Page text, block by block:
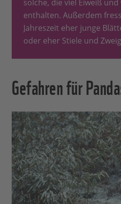
solche, die viel Eiweiß
enthalten. Außerdem
Jahreszeit eher junge
oder eher Stiele und
Gefahren für